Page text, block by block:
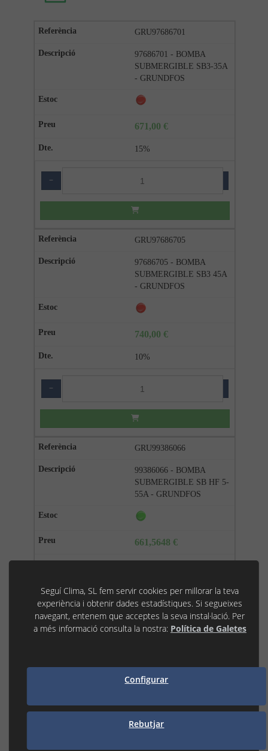
GRU97686701
97686701 - BOMBA
SUBMERGIBLE SB3-35A
- GRUNDFOS
671,00 €
15%
−
GRU97686705
97686705 - BOMBA
SUBMERGIBLE SB3 45A
- GRUNDFOS
740,00 €
10%
−
GRU99386066
99386066 - BOMBA
SUBMERGIBLE SB HF 5-
55A - GRUNDFOS
661,5648 €
− +
99386067 - BOMBA
Seguí Clima, SL fem servir cookies per millorar la teva
experiència i obtenir dades estadístiques. Si segueixes
navegant, entenem que acceptes la seva instal·lació. Per
a més informació consulta la nostra: Política de Galetes
Configurar
Rebutjar